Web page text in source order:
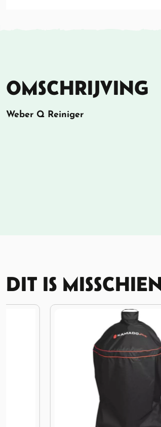
OMSCHRIJVING
Weber Q Reiniger
DIT IS